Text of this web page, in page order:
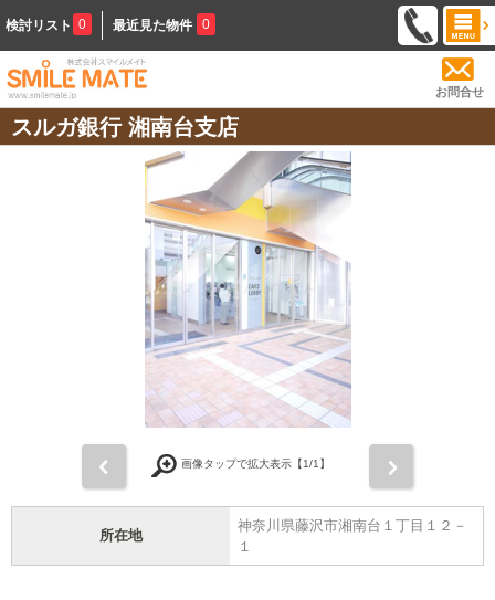
検討リスト 0 最近見た物件 0
お問合せ
スルガ銀行 湘南台支店
画像タップで拡大表示【1/1】
所在地
神奈川県藤沢市湘南台１丁目１２－
１